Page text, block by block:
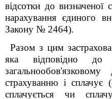
відсотки до
нарахування єдиного
Закону № 2464).
Разом з цим
яка відповідно до
страхуванню і сплачує
сплачується чи